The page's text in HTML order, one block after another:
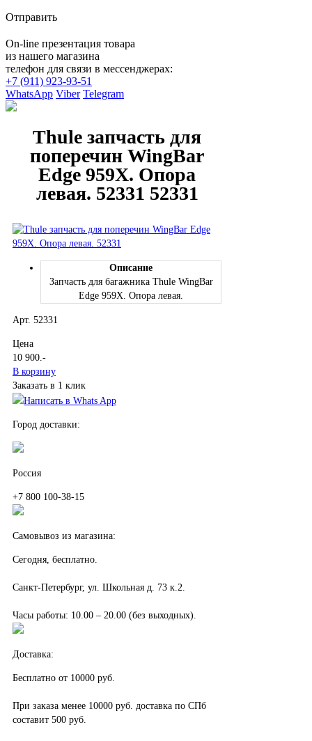
Отправить
On-line презентация товара
из нашего магазина
телефон для связи в мессенджерах:
+7 (911) 923-93-51
WhatsApp Viber Telegram
Thule запчасть для
поперечин WingBar
Edge 959X. Опора
левая. 52331 52331
Описание
Запчасть для багажника Thule WingBar
Edge 959X. Опора левая.
Арт. 52331
Цена
10 900 .-
В корзину
Заказать в 1 клик
Написать в Whats App
Город доставки:
Россия
+7 800 100-38-15
Самовывоз из магазина:
Сегодня, бесплатно.
Санкт-Петербург, ул. Школьная д. 73 к.2.
Часы работы: 10.00 – 20.00 (без выходных).
Доставка:
Бесплатно от 10000 руб.
При заказа менее 10000 руб. доставка по СПб
составит 500 руб.